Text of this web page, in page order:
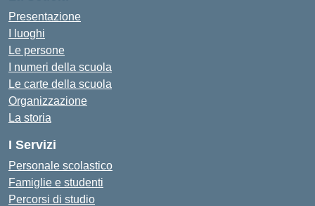
Presentazione
I luoghi
Le persone
I numeri della scuola
Le carte della scuola
Organizzazione
La storia
I Servizi
Personale scolastico
Famiglie e studenti
Percorsi di studio